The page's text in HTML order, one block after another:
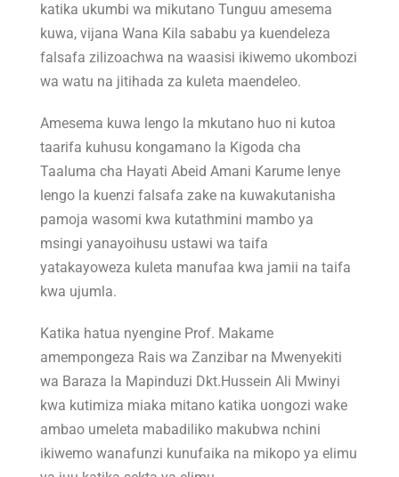
katika ukumbi wa mikutano Tunguu amesema
kuwa, vijana Wana Kila sababu ya kuendeleza
falsafa zilizoachwa na waasisi ikiwemo ukombozi
wa watu na jitihada za kuleta maendeleo.
Amesema kuwa lengo la mkutano huo ni kutoa
taarifa kuhusu kongamano la Kigoda cha
Taaluma cha Hayati Abeid Amani Karume lenye
lengo la kuenzi falsafa zake na kuwakutanisha
pamoja wasomi kwa kutathmini mambo ya
msingi yanayoihusu ustawi wa taifa
yatakayoweza kuleta manufaa kwa jamii na taifa
kwa ujumla.
Katika hatua nyengine Prof. Makame
amempongeza Rais wa Zanzibar na Mwenyekiti
wa Baraza la Mapinduzi Dkt.Hussein Ali Mwinyi
kwa kutimiza miaka mitano katika uongozi wake
ambao umeleta mabadiliko makubwa nchini
ikiwemo wanafunzi kunufaika na mikopo ya elimu